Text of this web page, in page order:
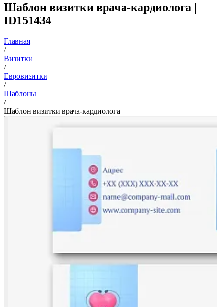
Шаблон визитки врача-кардиолога |
ID151434
Главная
/
Визитки
/
Евровизитки
/
Шаблоны
/
Шаблон визитки врача-кардиолога